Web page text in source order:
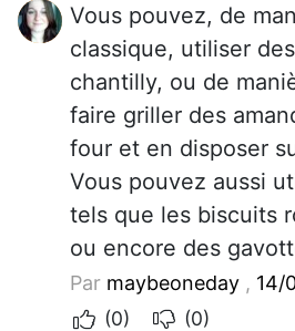
Vous pouvez, de
classique, utiliser
chantilly, ou de
faire griller des
four et en disposer
Vous pouvez aussi
tels que les biscuits
ou encore des
Par maybeoneday , 14/
(0)
(0)